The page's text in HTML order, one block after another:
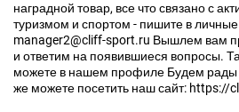
наградной товар, все что связано с
туризмом и спортом - пишите в
manager2@cliff-sport.ru Вышлем вам
и ответим на появившиеся вопросы.
можете в нашем профиле Будем рады
же можете посетить наш сайт: https://